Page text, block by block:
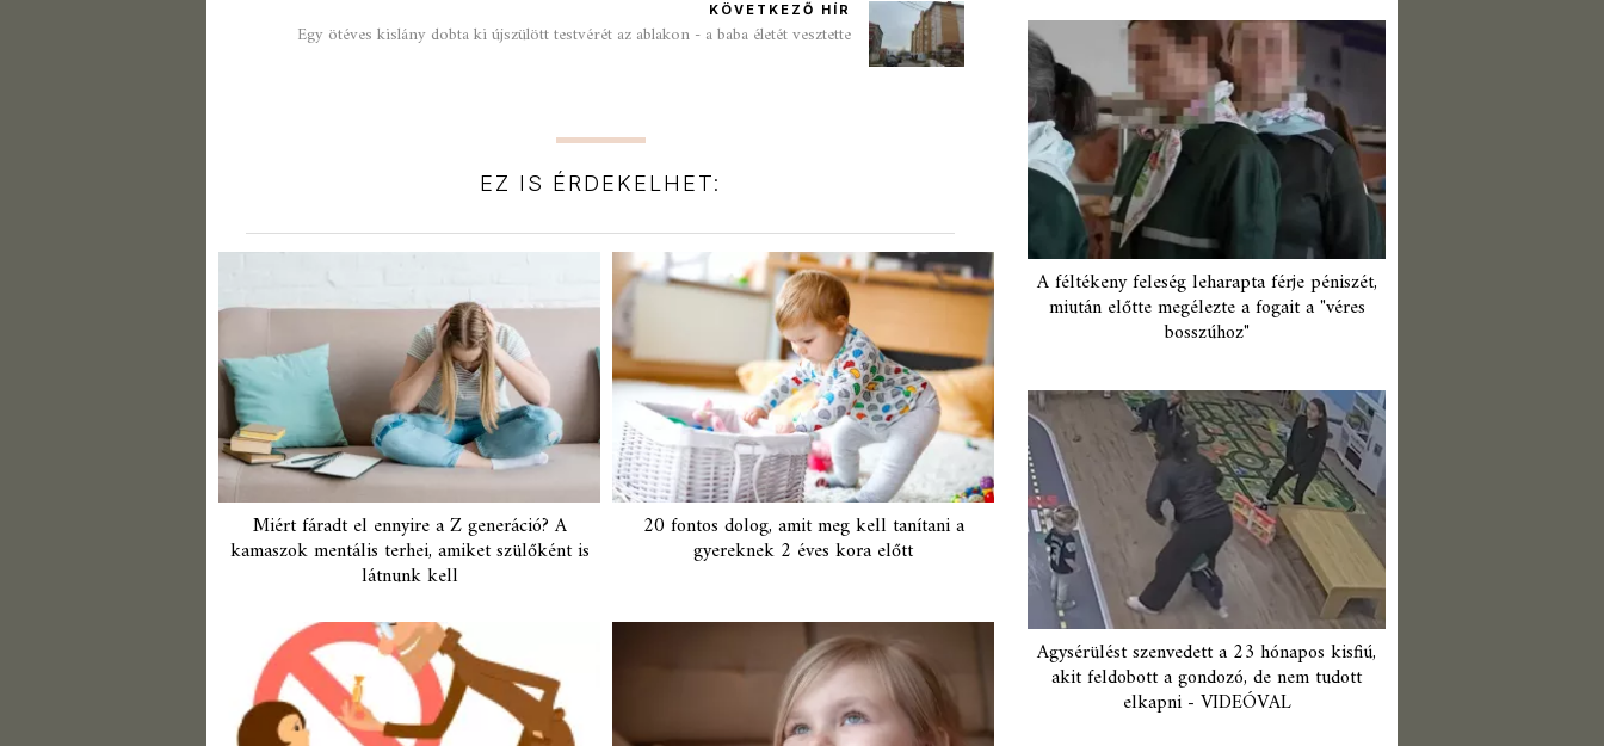
KÖVETKEZŐ HÍR
Egy ötéves kislány dobta ki újszülött testvérét az ablakon - a baba életét vesztette
EZ IS ÉRDEKELHET:
Miért fáradt el ennyire a Z generáció? A
kamaszok mentális terhei, amiket szülőként is
látnunk kell
20 fontos dolog, amit meg kell tanítani a
gyereknek 2 éves kora előtt
A féltékeny feleség leharapta férje péniszét,
miután előtte megélezte a fogait a "véres
bosszúhoz"
Agysérülést szenvedett a 23 hónapos kisfiú,
akit feldobott a gondozó, de nem tudott
elkapni - VIDEÓVAL